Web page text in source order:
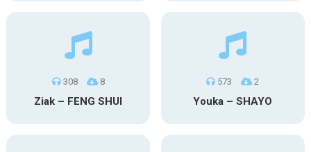
308 8
Ziak – FENG SHUI
573 2
Youka – SHAYO